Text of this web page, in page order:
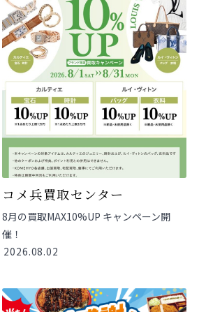
コメ兵買取センター
8月の買取MAX10%UP キャンペーン開
催！
2026.08.02